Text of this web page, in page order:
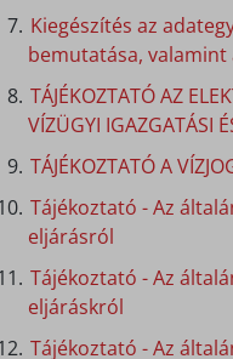
Kiegészítés az
bemutatása,
TÁJÉKOZTATÓ AZ
VÍZÜGYI IGAZGATÁSI
TÁJÉKOZTATÓ A
Tájékoztató - Az
eljárásról
Tájékoztató - Az
eljáráskról
Tájékoztató - Az